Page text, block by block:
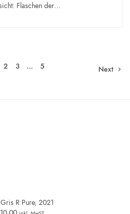
Flaschen der…
2 3 … 5 Next
R Pure, 2021